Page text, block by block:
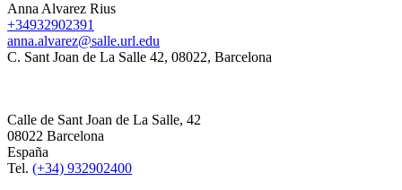
Anna Alvarez Rius
+34932902391
anna.alvarez@salle.url.edu
C. Sant Joan de La Salle 42, 08022, Barcelona
Calle de Sant Joan de La Salle, 42
08022 Barcelona
España
Tel. (+34) 932902400